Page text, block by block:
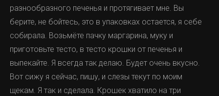
разнообразного печенья и протягивает мне. Вы
берите, не бойтесь, это в упаковках остается, я себе
собирала. Возьмёте пачку маргарина, муку и
приготовьте тесто, в тесто крошки от печенья и
выпекайте. Я всегда так делаю. Будет очень вкусно.
Вот сижу я сейчас, пишу, и слезы текут по моим
щекам. Я так и сделала. Крошек хватило на три